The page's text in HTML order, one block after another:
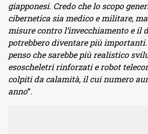
giapponesi. Credo che lo scopo
cibernetica sia medico e militare,
misure contro l’invecchiamento e il
potrebbero diventare più
penso che sarebbe più realistico
esoscheletri rinforzati e robot
colpiti da calamità, il cui numero
anno“.